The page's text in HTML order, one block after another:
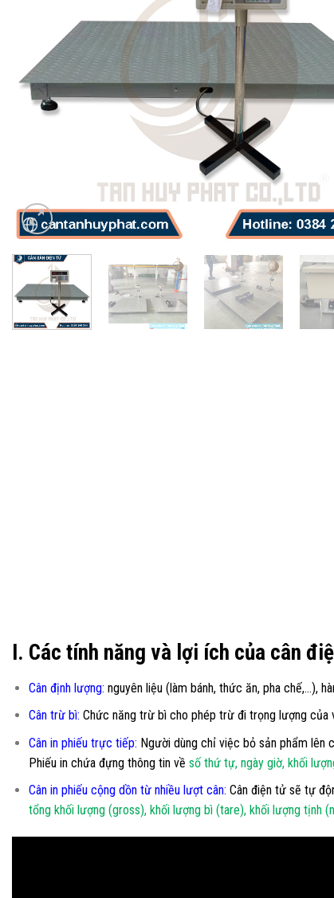
I. Các tính năng và lợi ích của cân
Cân định lượng: nguyên liệu (làm bánh, thức ăn, pha chế,…),
Cân trừ bì: Chức năng trừ bì cho phép trừ đi trọng lượng của
Cân in phiếu trực tiếp: Người dùng chỉ việc bỏ sản phẩm lên
Phiếu in chứa đựng thông tin về số thứ tự, ngày giờ, khối
Cân in phiếu cộng dồn từ nhiều lượt cân: Cân điện tử sẽ tự
tổng khối lượng (gross), khối lượng bì (tare), khối lượng tịnh